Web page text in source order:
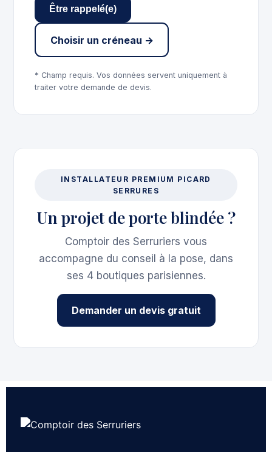
Être rappelé(e)
Choisir un créneau →
* Champ requis. Vos données servent uniquement à
traiter votre demande de devis.
INSTALLATEUR PREMIUM PICARD
SERRURES
Un projet de porte blindée ?
Comptoir des Serruriers vous
accompagne du conseil à la pose, dans
ses 4 boutiques parisiennes.
Demander un devis gratuit